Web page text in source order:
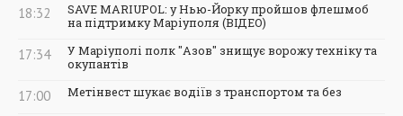
18:32
SAVE MARIUPOL: у Нью-Йорку пройшов флешмоб
на підтримку Маріуполя (ВІДЕО)
17:34
У Маріуполі полк "Азов" знищує ворожу техніку та
окупантів
17:00 Метінвест шукає водіїв з транспортом та без